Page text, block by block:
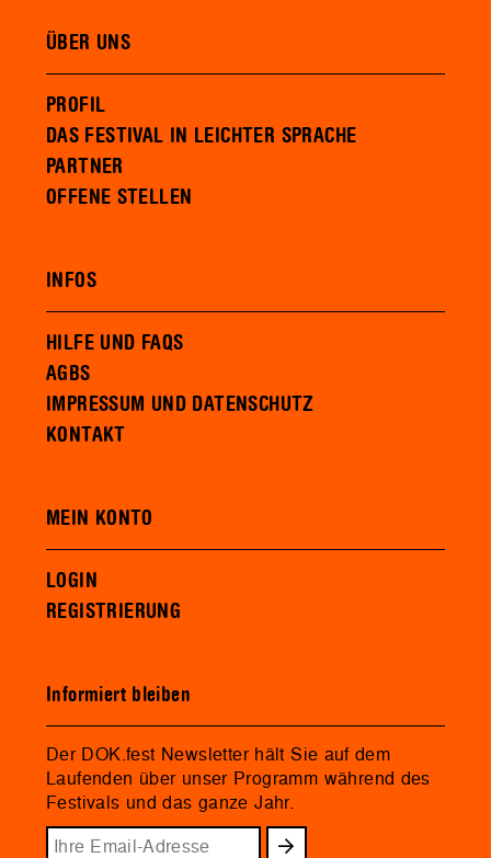
ÜBER UNS
PROFIL
DAS FESTIVAL IN LEICHTER SPRACHE
PARTNER
OFFENE STELLEN
INFOS
HILFE UND FAQS
AGBS
IMPRESSUM UND DATENSCHUTZ
KONTAKT
MEIN KONTO
LOGIN
REGISTRIERUNG
Informiert bleiben
Der DOK.fest Newsletter hält Sie auf dem
Laufenden über unser Programm während des
Festivals und das ganze Jahr.